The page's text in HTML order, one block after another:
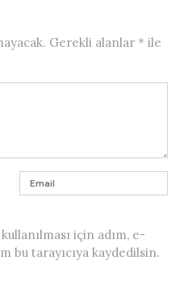
Gerekli alanlar * ile
için adım, e-
bu tarayıcıya kaydedilsin.